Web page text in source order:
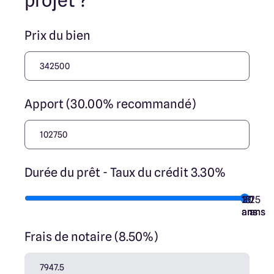
Prix du bien
Apport (30.00% recommandé)
Durée du prêt - Taux du crédit 3.30%
7
ans
10
ans
15
ans
20
ans
25
ans
Frais de notaire (8.50%)